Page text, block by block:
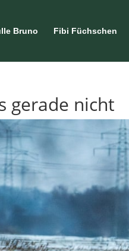
Bruno Fibi Füchschen
gerade nicht